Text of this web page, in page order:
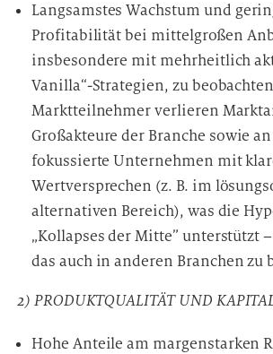
Langsamstes Wachstum und
Profitabilität bei mittelgroßen
insbesondere mit mehrheitlich
Vanilla“-Strategien, zu
Marktteilnehmer verlieren
Großakteure der Branche sowie
fokussierte Unternehmen mit
Wertversprechen (z. B. im
alternativen Bereich), was die
„Kollapses der Mitte” unterstützt
das auch in anderen Branchen zu
2) PRODUKTQUALITÄT UND
Hohe Anteile am margenstarken